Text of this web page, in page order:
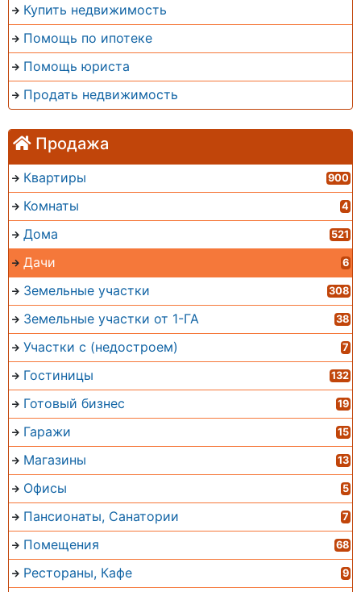
Купить недвижимость
Помощь по ипотеке
Помощь юриста
Продать недвижимость
Продажа
Квартиры 900
Комнаты 4
Дома 521
Дачи 6
Земельные участки 308
Земельные участки от 1-ГА 38
Участки с (недостроем) 7
Гостиницы 132
Готовый бизнес 19
Гаражи 15
Магазины 13
Офисы 5
Пансионаты, Санатории 7
Помещения 68
Рестораны, Кафе 9